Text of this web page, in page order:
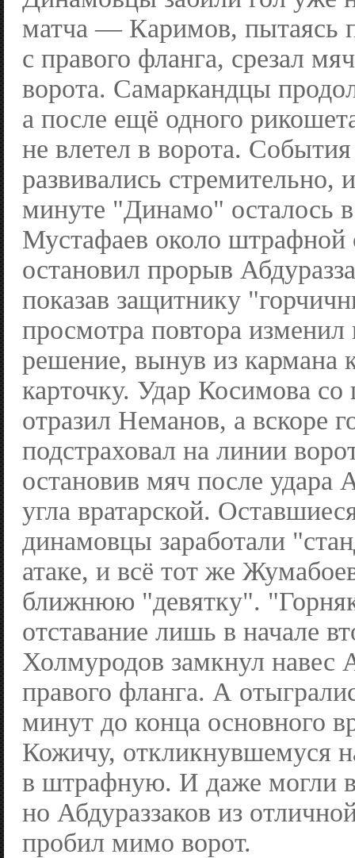
матча — Каримов, пытаясь
с правого фланга, срезал
ворота. Самаркандцы
а после ещё одного
не влетел в ворота.
развивались стремительно,
минуте "Динамо" осталось
Мустафаев около
остановил прорыв
показав защитнику
просмотра повтора изменил
решение, вынув из кармана
карточку. Удар Косимова
отразил Неманов, а вскоре
подстраховал на линии
остановив мяч после удара
угла вратарской.
динамовцы заработали
атаке, и всё тот же
ближнюю "девятку".
отставание лишь в начале
Холмуродов замкнул навес
правого фланга. А
минут до конца основного
Кожичу, откликнувшемуся
в штрафную. И даже могли
но Абдураззаков из
пробил мимо ворот.